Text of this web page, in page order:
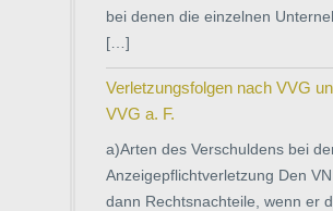
bei denen die einzelnen
[…]
Verletzungsfolgen nach VVG
VVG a. F.
a)Arten des Verschuldens bei
Anzeigepflichtverletzung Den
dann Rechtsnachteile, wenn er